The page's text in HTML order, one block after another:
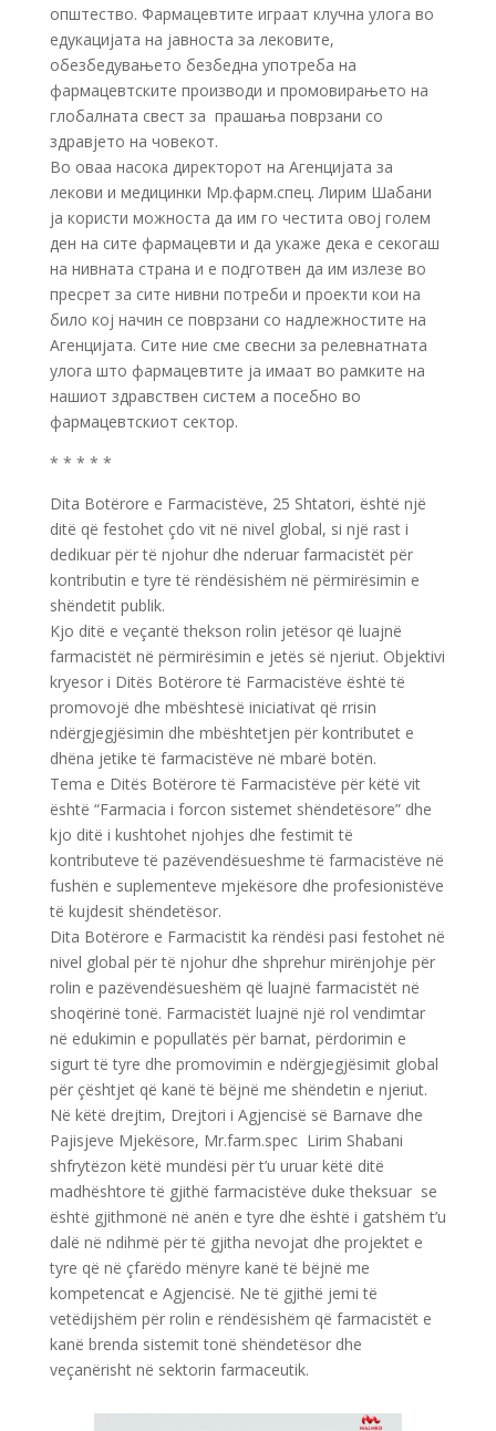
општество. Фармацевтите играат клучна улога во
едукацијата на јавноста за лековите,
обезбедувањето безбедна употреба на
фармацевтските производи и промовирањето на
глобалната свест за прашања поврзани со
здравјето на човекот.
Во оваа насока директорот на Агенцијата за
лекови и медицинки Мр.фарм.спец. Лирим Шабани
ја користи можноста да им го честита овој голем
ден на сите фармацевти и да укаже дека е секогаш
на нивната страна и е подготвен да им излезе во
пресрет за сите нивни потреби и проекти кои на
било кој начин се поврзани со надлежностите на
Агенцијата. Сите ние сме свесни за релевнатната
улога што фармацевтите ја имаат во рамките на
нашиот здравствен систем а посебно во
фармацевтскиот сектор.
* * * * *
Dita Botërore e Farmacistëve, 25 Shtatori, është një
ditë që festohet çdo vit në nivel global, si një rast i
dedikuar për të njohur dhe nderuar farmacistët për
kontributin e tyre të rëndësishëm në përmirësimin e
shëndetit publik.
Kjo ditë e veçantë thekson rolin jetësor që luajnë
farmacistët në përmirësimin e jetës së njeriut. Objektivi
kryesor i Ditës Botërore të Farmacistëve është të
promovojë dhe mbështesë iniciativat që rrisin
ndërgjegjësimin dhe mbështetjen për kontributet e
dhëna jetike të farmacistëve në mbarë botën.
Tema e Ditës Botërore të Farmacistëve për këtë vit
është “Farmacia i forcon sistemet shëndetësore” dhe
kjo ditë i kushtohet njohjes dhe festimit të
kontributeve të pazëvendësueshme të farmacistëve në
fushën e suplementeve mjekësore dhe profesionistëve
të kujdesit shëndetësor.
Dita Botërore e Farmacistit ka rëndësi pasi festohet në
nivel global për të njohur dhe shprehur mirënjohje për
rolin e pazëvendësueshëm që luajnë farmacistët në
shoqërinë tonë. Farmacistët luajnë një rol vendimtar
në edukimin e popullatës për barnat, përdorimin e
sigurt të tyre dhe promovimin e ndërgjegjësimit global
për çështjet që kanë të bëjnë me shëndetin e njeriut.
Në këtë drejtim, Drejtori i Agjencisë së Barnave dhe
Pajisjeve Mjekësore, Mr.farm.spec Lirim Shabani
shfrytëzon këtë mundësi për t’u uruar këtë ditë
madhështore të gjithë farmacistëve duke theksuar se
është gjithmonë në anën e tyre dhe është i gatshëm t’u
dalë në ndihmë për të gjitha nevojat dhe projektet e
tyre që në çfarëdo mënyre kanë të bëjnë me
kompetencat e Agjencisë. Ne të gjithë jemi të
vetëdijshëm për rolin e rëndësishëm që farmacistët e
kanë brenda sistemit tonë shëndetësor dhe
veçanërisht në sektorin farmaceutik.